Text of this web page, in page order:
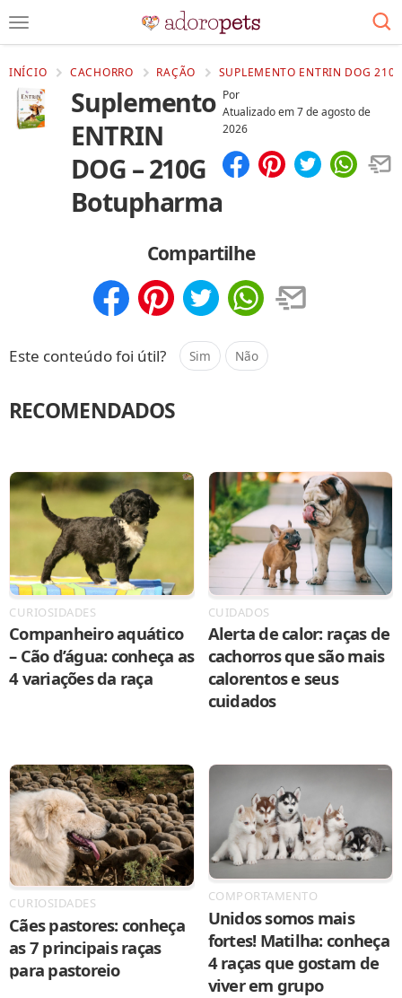
INÍCIO CACHORRO RAÇÃO SUPLEMENTO ENTRIN DOG
Suplemento
ENTRIN
DOG – 210G
Botupharma
Por
Atualizado em7 de agosto de
2026
Compartilhe
Este conteúdo foi útil? Sim Não
RECOMENDADOS
CURIOSIDADES
Companheiro aquático
– Cão d’água: conheça as
4 variações da raça
CUIDADOS
Alerta de calor: raças de
cachorros que são mais
calorentos e seus
cuidados
CURIOSIDADES
Cães pastores: conheça
as 7 principais raças
para pastoreio
COMPORTAMENTO
Unidos somos mais
fortes! Matilha: conheça
4 raças que gostam de
viver em grupo